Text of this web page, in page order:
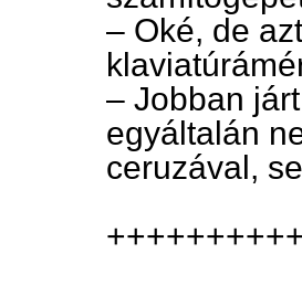
– Oké, de
– Jobban
egyáltalán
ceruzával,